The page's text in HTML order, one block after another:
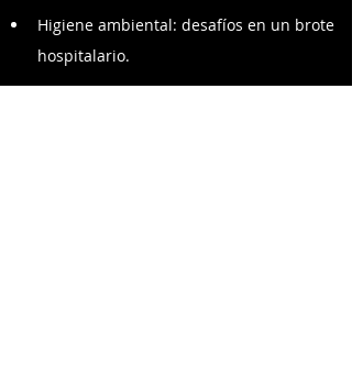
Higiene ambiental: desafíos en un brote
hospitalario.